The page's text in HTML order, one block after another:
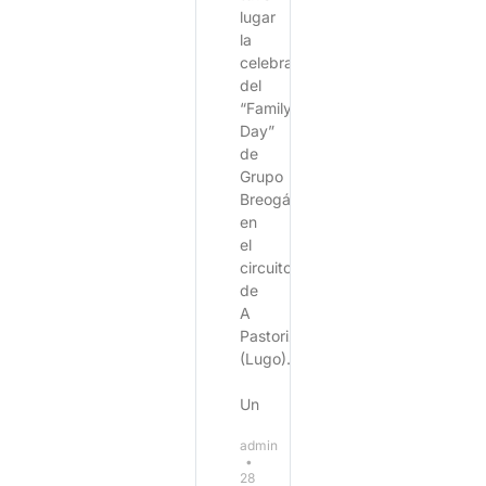
lugar
la
celebración
del
“Family
Day”
de
Grupo
Breogán
en
el
circuito
de
A
Pastoriza
(Lugo).
Un
admin
28